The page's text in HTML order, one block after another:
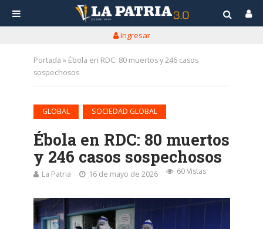
Ingresar
Portada » Ébola en RDC: 80 muertos y 246 casos
sospechosos
GLOBAL SOCIEDAD GLOBAL
Ébola en RDC: 80 muertos
y 246 casos sospechosos
La Patria 16 de mayo de 2026 60 Vistas